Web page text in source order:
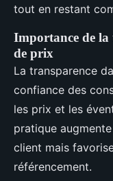
tout en restant
Importance de la
de prix
La transparence
confiance des
les prix et les
pratique
client mais
référencement.